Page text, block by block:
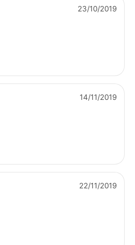
23/10/2019
14/11/2019
22/11/2019